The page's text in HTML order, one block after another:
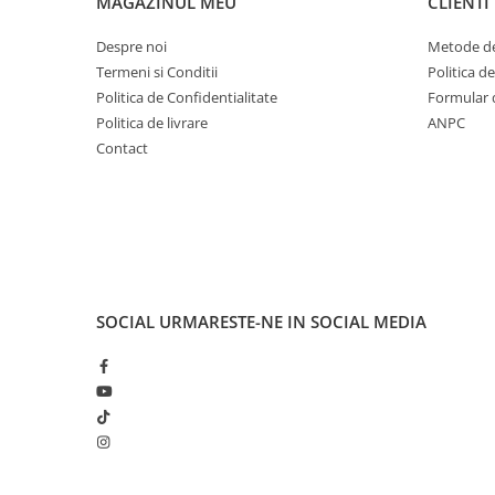
Importator si Distribuitor: Petexpress Retail S.R.L.,
Pantelimon, Ilfov, Tel: 0770 757 774, CO: RO-IF0286
Despre noi
Termeni si Conditii
Politica de Confidentialitate
Politica de livrare
Contact
Metode
Politica
Formular
ANPC
SOCIAL URMARESTE-NE IN SOCIAL MEDIA